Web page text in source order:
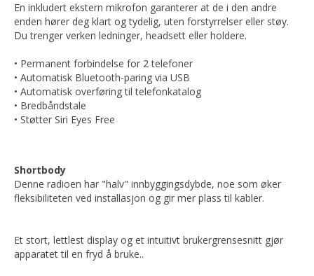
En inkludert ekstern mikrofon garanterer at de i den andre
enden hører deg klart og tydelig, uten forstyrrelser eller støy.
Du trenger verken ledninger, headsett eller holdere.
• Permanent forbindelse for 2 telefoner
• Automatisk Bluetooth-paring via USB
• Automatisk overføring til telefonkatalog
• Bredbåndstale
• Støtter Siri Eyes Free
Shortbody
Denne radioen har "halv" innbyggingsdybde, noe som øker
fleksibiliteten ved installasjon og gir mer plass til kabler.
Et stort, lettlest display og et intuitivt brukergrensesnitt gjør
apparatet til en fryd å bruke..